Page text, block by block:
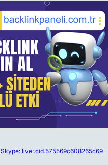
Skype: live:.cid.575569c608265c69